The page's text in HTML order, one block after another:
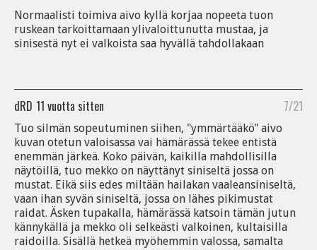
Normaalisti toimiva aivo kyllä korjaa nopeeta tuon
ruskean tarkoittamaan ylivaloittunutta mustaa, ja
sinisestä nyt ei valkoista saa hyvällä tahdollakaan
dRD 11 vuotta sitten 7/21
Tuo silmän sopeutuminen siihen, "ymmärtääkö" aivo
kuvan otetun valoisassa vai hämärässä tekee entistä
enemmän järkeä. Koko päivän, kaikilla mahdollisilla
näytöillä, tuo mekko on näyttänyt siniseltä jossa on
mustat. Eikä siis edes miltään hailakan vaaleansiniseltä,
vaan ihan syvän siniseltä, jossa on lähes pikimustat
raidat. Äsken tupakalla, hämärässä katsoin tämän jutun
kännykällä ja mekko oli selkeästi valkoinen, kultaisilla
raidoilla. Sisällä hetkeä myöhemmin valossa, samalta